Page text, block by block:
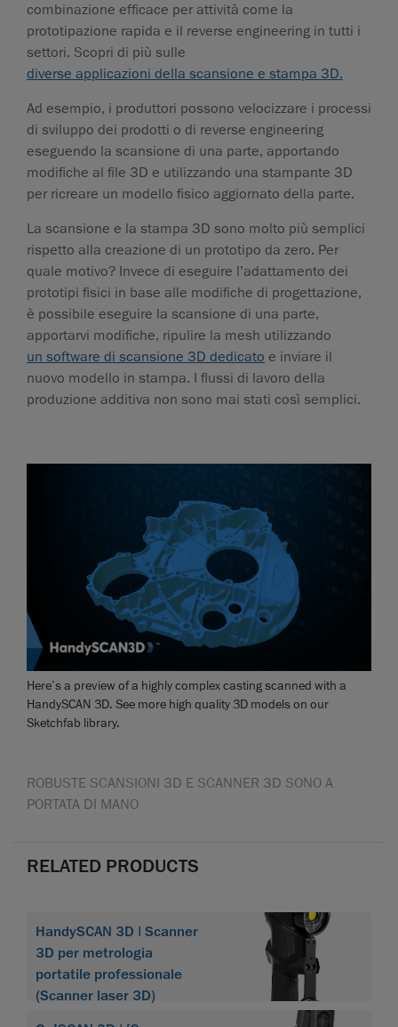
combinazione efficace per attività come la
prototipazione rapida e il reverse engineering in tutti i
settori. Scopri di più sulle
diverse applicazioni della scansione e stampa 3D.
Ad esempio, i produttori possono velocizzare i processi
di sviluppo dei prodotti o di reverse engineering
eseguendo la scansione di una parte, apportando
modifiche al file 3D e utilizzando una stampante 3D
per ricreare un modello fisico aggiornato della parte.
La scansione e la stampa 3D sono molto più semplici
rispetto alla creazione di un prototipo da zero. Per
quale motivo? Invece di eseguire l’adattamento dei
prototipi fisici in base alle modifiche di progettazione,
è possibile eseguire la scansione di una parte,
apportarvi modifiche, ripulire la mesh utilizzando
un software di scansione 3D dedicato e inviare il
nuovo modello in stampa. I flussi di lavoro della
produzione additiva non sono mai stati così semplici.
Here’s a preview of a highly complex casting scanned with a
HandySCAN 3D. See more high quality 3D models on our
Sketchfab library.
ROBUSTE SCANSIONI 3D E SCANNER 3D SONO A
PORTATA DI MANO
RELATED PRODUCTS
HandySCAN 3D | Scanner
3D per metrologia
portatile professionale
(Scanner laser 3D)